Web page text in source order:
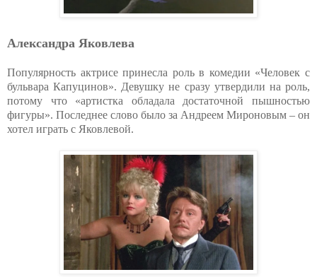
Александра Яковлева
Популярность актрисе принесла роль в комедии «Человек с
бульвара Капуцинов». Девушку не сразу утвердили на роль,
потому что «артистка обладала достаточной пышностью
фигуры». Последнее слово было за Андреем Мироновым – он
хотел играть с Яковлевой.